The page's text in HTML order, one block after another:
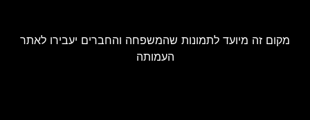
מקום זה מיועד לתמונות שהמשפחה והחברים יעבירו לאתר
העמותה